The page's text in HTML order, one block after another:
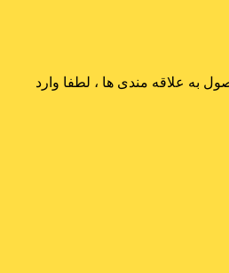
به علاقه مندی ها ، لطفا وارد